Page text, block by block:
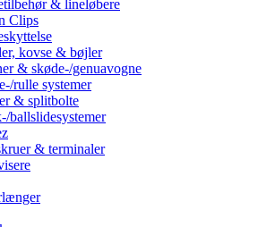
& lineløbere
Clips
kovse & bøjler
& skøde-/genuavogne
rulle systemer
& splitbolte
ballslidesystemer
& terminaler